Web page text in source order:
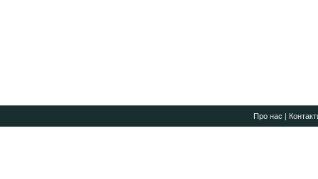
Про нас |